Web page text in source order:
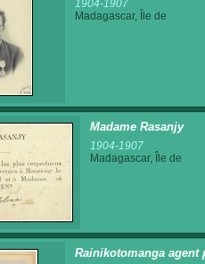
1904-1907
Madagascar, Île de
Madame Rasanjy
1904-1907
Madagascar, Île de
Rainikotomanga agent